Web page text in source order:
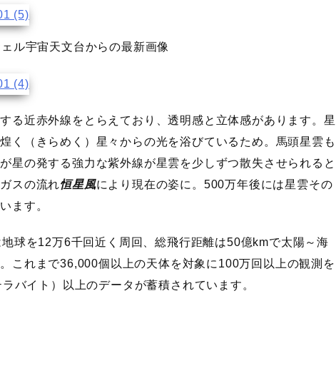
ル宇宙天文台からの最新画像
る近赤外線をとらえており、透明感と立体感があります。星
く（きらめく）星々からの光を浴びているため。馬頭星雲も
星の発する強力な紫外線が星雲を少しずつ散失させられると
スの流れ恒星風により現在の姿に。500万年後には星雲その
ます。
球を12万6千回近く周回、総飛行距離は50億kmで太陽～海
これまで36,000個以上の天体を対象に100万回以上の観測を
ラバイト）以上のデータが蓄積されています。